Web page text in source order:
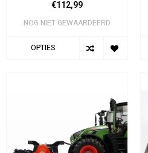
€112,99
NOG NIET GEWAARDEERD
OPTIES